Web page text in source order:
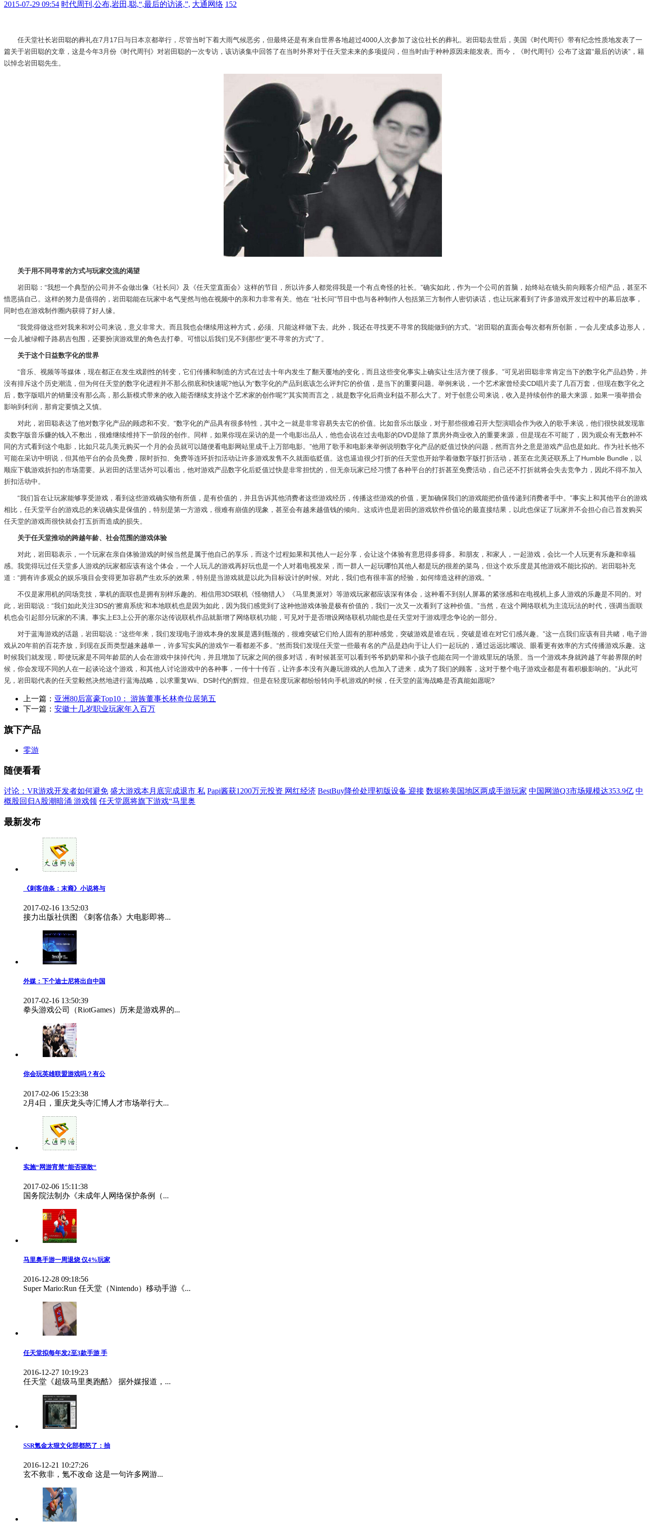
2015-07-29 09:54 时代周刊,公布,岩田,聪,“,最后的访谈,”, 大通网络 152
任天堂社长岩田聪的葬礼在7月17日与日本京都举行，尽管当时下着大雨气候恶劣，但最终还是有来自世界各地超过4000人次参加了这位社长的葬礼。岩田聪去世后，美国《时代周刊》带有纪念性质地发表了一
篇关于岩田聪的文章，这是今年3月份《时代周刊》对岩田聪的一次专访，该访谈集中回答了在当时外界对于任天堂未来的多项提问，但当时由于种种原因未能发表。而今，《时代周刊》公布了这篇“最后的访谈”，籍
以悼念岩田聪先生。
关于用不同寻常的方式与玩家交流的渴望
岩田聪：“我想一个典型的公司并不会做出像《社长问》及《任天堂直面会》这样的节目，所以许多人都觉得我是一个有点奇怪的社长。”确实如此，作为一个公司的首脑，始终站在镜头前向顾客介绍产品，甚至不
惜恶搞自己。这样的努力是值得的，岩田聪能在玩家中名气斐然与他在视频中的亲和力非常有关。他在 “社长问”节目中也与各种制作人包括第三方制作人密切谈话，也让玩家看到了许多游戏开发过程中的幕后故事，
同时也在游戏制作圈内获得了好人缘。
“我觉得做这些对我来和对公司来说，意义非常大。而且我也会继续用这种方式，必须、只能这样做下去。此外，我还在寻找更不寻常的我能做到的方式。”岩田聪的直面会每次都有所创新，一会儿变成多边形人，
一会儿被绿帽子路易吉包围，还要扮演游戏里的角色去打拳。可惜以后我们见不到那些“更不寻常的方式”了。
关于这个日益数字化的世界
“音乐、视频等等媒体，现在都正在发生戏剧性的转变，它们传播和制造的方式在过去十年内发生了翻天覆地的变化，而且这些变化事实上确实让生活方便了很多。”可见岩田聪非常肯定当下的数字化产品趋势，并
没有排斥这个历史潮流，但为何任天堂的数字化进程并不那么彻底和快速呢?他认为“数字化的产品到底该怎么评判它的价值，是当下的重要问题。举例来说，一个艺术家曾经卖CD唱片卖了几百万套，但现在数字化之
后，数字版唱片的销量没有那么高，那么新模式带来的收入能否继续支持这个艺术家的创作呢?”其实简而言之，就是数字化后商业利益不那么大了。对于创意公司来说，收入是持续创作的最大来源，如果一项举措会
影响到利润，那肯定要慎之又慎。
对此，岩田聪表达了他对数字化产品的顾虑和不安。“数字化的产品具有很多特性，其中之一就是非常容易失去它的价值。比如音乐出版业，对于那些很难召开大型演唱会作为收入的歌手来说，他们很快就发现靠
卖数字版音乐赚的钱入不敷出，很难继续维持下一阶段的创作。同样，如果你现在采访的是一个电影出品人，他也会说在过去电影的DVD是除了票房外商业收入的重要来源，但是现在不可能了，因为观众有无数种不
同的方式看到这个电影，比如只花几美元购买一个月的会员就可以随便看电影网站里成千上万部电影。”他用了歌手和电影来举例说明数字化产品的贬值过快的问题，然而言外之意是游戏产品也是如此。作为社长他不
可能在采访中明说，但其他平台的会员免费，限时折扣、免费等连环折扣活动让许多游戏发售不久就面临贬值。这也逼迫很少打折的任天堂也开始学着做数字版打折活动，甚至在北美还联系上了Humble Bundle，以
顺应下载游戏折扣的市场需要。从岩田的话里话外可以看出，他对游戏产品数字化后贬值过快是非常担忧的，但无奈玩家已经习惯了各种平台的打折甚至免费活动，自己还不打折就将会失去竞争力，因此不得不加入
折扣活动中。
“我们旨在让玩家能够享受游戏，看到这些游戏确实物有所值，是有价值的，并且告诉其他消费者这些游戏经历，传播这些游戏的价值，更加确保我们的游戏能把价值传递到消费者手中。”事实上和其他平台的游戏
相比，任天堂平台的游戏总的来说确实是保值的，特别是第一方游戏，很难有崩值的现象，甚至会有越来越值钱的倾向。这或许也是岩田的游戏软件价值论的最直接结果，以此也保证了玩家并不会担心自己首发购买
任天堂的游戏而很快就会打五折而造成的损失。
关于任天堂推动的跨越年龄、社会范围的游戏体验
对此，岩田聪表示，一个玩家在亲自体验游戏的时候当然是属于他自己的享乐，而这个过程如果和其他人一起分享，会让这个体验有意思得多得多。和朋友，和家人，一起游戏，会比一个人玩更有乐趣和幸福
感。我觉得玩过任天堂多人游戏的玩家都应该有这个体会，一个人玩儿的游戏再好玩也是一个人对着电视发呆，而一群人一起玩哪怕其他人都是玩的很差的菜鸟，但这个欢乐度是其他游戏不能比拟的。岩田聪补充
道：“拥有许多观众的娱乐项目会变得更加容易产生欢乐的效果，特别是当游戏就是以此为目标设计的时候。对此，我们也有很丰富的经验，如何缔造这样的游戏。”
不仅是家用机的同场竞技，掌机的面联也是拥有别样乐趣的。相信用3DS联机《怪物猎人》《马里奥派对》等游戏玩家都应该深有体会，这种看不到别人屏幕的紧张感和在电视机上多人游戏的乐趣是不同的。对
此，岩田聪说：“我们如此关注3DS的‘擦肩系统’和本地联机也是因为如此，因为我们感觉到了这种他游戏体验是极有价值的，我们一次又一次看到了这种价值。”当然，在这个网络联机为主流玩法的时代，强调当面联
机也会引起部分玩家的不满。事实上E3上公开的塞尔达传说联机作品就新增了网络联机功能，可见对于是否增设网络联机功能也是任天堂对于游戏理念争论的一部分。
对于蓝海游戏的话题，岩田聪说：“这些年来，我们发现电子游戏本身的发展是遇到瓶颈的，很难突破它们给人固有的那种感觉，突破游戏是谁在玩，突破是谁在对它们感兴趣。”这一点我们应该有目共睹，电子游
戏从20年前的百花齐放，到现在反而类型越来越单一，许多写实风的游戏乍一看都差不多。“然而我们发现任天堂一些最有名的产品是趋向于让人们一起玩的，通过远远比嘴说、眼看更有效率的方式传播游戏乐趣。这
时候我们就发现，即使玩家是不同年龄层的人会在游戏中抹掉代沟，并且增加了玩家之间的很多对话，有时候甚至可以看到爷爷奶奶辈和小孩子也能在同一个游戏里玩的场景。当一个游戏本身就跨越了年龄界限的时
候，你会发现不同的人在一起谈论这个游戏，和其他人讨论游戏中的各种事，一传十十传百，让许多本没有兴趣玩游戏的人也加入了进来，成为了我们的顾客，这对于整个电子游戏业都是有着积极影响的。”从此可
见，岩田聪代表的任天堂毅然决然地进行蓝海战略，以求重复Wii、DS时代的辉煌。但是在轻度玩家都纷纷转向手机游戏的时候，任天堂的蓝海战略是否真能如愿呢?
上一篇： 亚洲80后富豪Top10： 游族董事长林奇位居第五
下一篇： 安徽十几岁职业玩家年入百万
旗下产品
零游
随便看看
讨论：VR游戏开发者如何避免 盛大游戏本月底完成退市 私 Papi酱获1200万元投资 网红经济 BestBuy降价处理初版设备 迎接 数据称美国地区两成手游玩家 中国网游Q3市场规模达353.9亿 中
概股回归A股潮暗涌 游戏领 任天堂愿将旗下游戏“马里奥
最新发布
《刺客信条：末裔》小说将与
2017-02-16 13:52:03
接力出版社供图 《刺客信条》大电影即将...
外媒：下个迪士尼将出自中国
2017-02-16 13:50:39
拳头游戏公司（RiotGames）历来是游戏界的...
你会玩英雄联盟游戏吗？有公
2017-02-06 15:23:38
2月4日，重庆龙头寺汇博人才市场举行大...
实施“网游宵禁”能否驱散“
2017-02-06 15:11:38
国务院法制办《未成年人网络保护条例（...
马里奥手游一周退烧 仅4%玩家
2016-12-28 09:18:56
Super Mario:Run 任天堂（Nintendo）移动手游《...
任天堂拟每年发2至3款手游 手
2016-12-27 10:19:23
任天堂《超级马里奥跑酷》 据外媒报道，...
SSR氪金太狠文化部都怒了：抽
2016-12-21 10:27:26
玄不救非，氪不改命 这是一句许多网游...